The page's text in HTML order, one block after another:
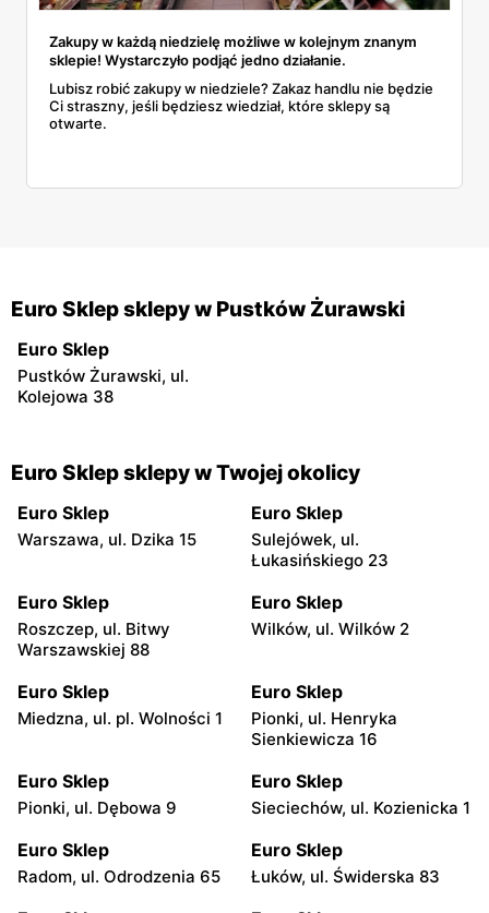
Zakupy w każdą niedzielę możliwe w kolejnym znanym
sklepie! Wystarczyło podjąć jedno działanie.
Lubisz robić zakupy w niedziele? Zakaz handlu nie będzie
Ci straszny, jeśli będziesz wiedział, które sklepy są
otwarte.
Euro Sklep sklepy w Pustków Żurawski
Euro Sklep
Pustków Żurawski, ul.
Kolejowa 38
Euro Sklep sklepy w Twojej okolicy
Euro Sklep
Warszawa, ul. Dzika 15
Euro Sklep
Sulejówek, ul.
Łukasińskiego 23
Euro Sklep
Roszczep, ul. Bitwy
Warszawskiej 88
Euro Sklep
Wilków, ul. Wilków 2
Euro Sklep
Miedzna, ul. pl. Wolności 1
Euro Sklep
Pionki, ul. Henryka
Sienkiewicza 16
Euro Sklep
Pionki, ul. Dębowa 9
Euro Sklep
Sieciechów, ul. Kozienicka 1
Euro Sklep
Radom, ul. Odrodzenia 65
Euro Sklep
Łuków, ul. Świderska 83